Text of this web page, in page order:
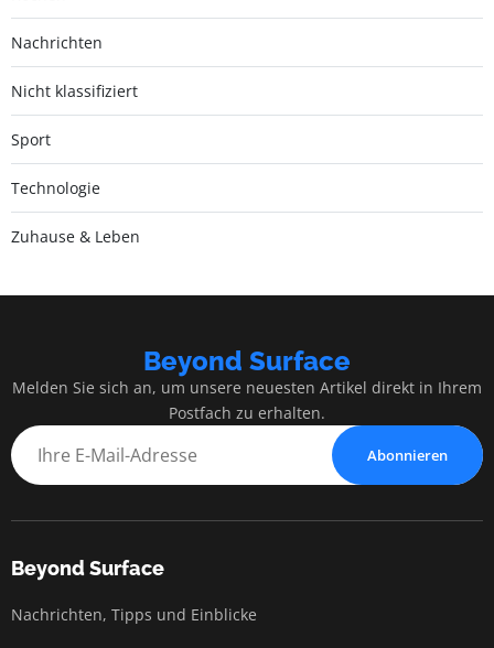
Nachrichten
Nicht klassifiziert
Sport
Technologie
Zuhause & Leben
Beyond Surface
Melden Sie sich an, um unsere neuesten Artikel direkt in Ihrem
Postfach zu erhalten.
Abonnieren
Beyond Surface
Nachrichten, Tipps und Einblicke